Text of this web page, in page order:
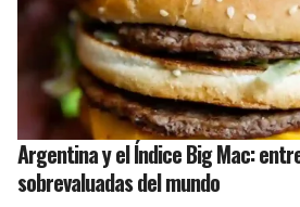
Argentina y el Índice Big Mac:
sobrevaluadas del mundo